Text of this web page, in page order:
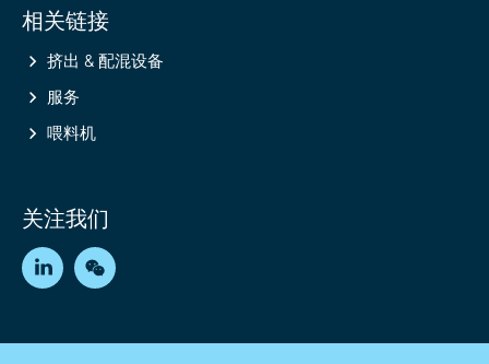
相关链接
挤出 & 配混设备
服务
喂料机
关注我们
LinkedIn